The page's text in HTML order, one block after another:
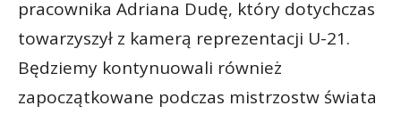
pracownika Adriana Dudę, który dotychczas
towarzyszył z kamerą reprezentacji U-21.
Będziemy kontynuowali również
zapoczątkowane podczas mistrzostw świata